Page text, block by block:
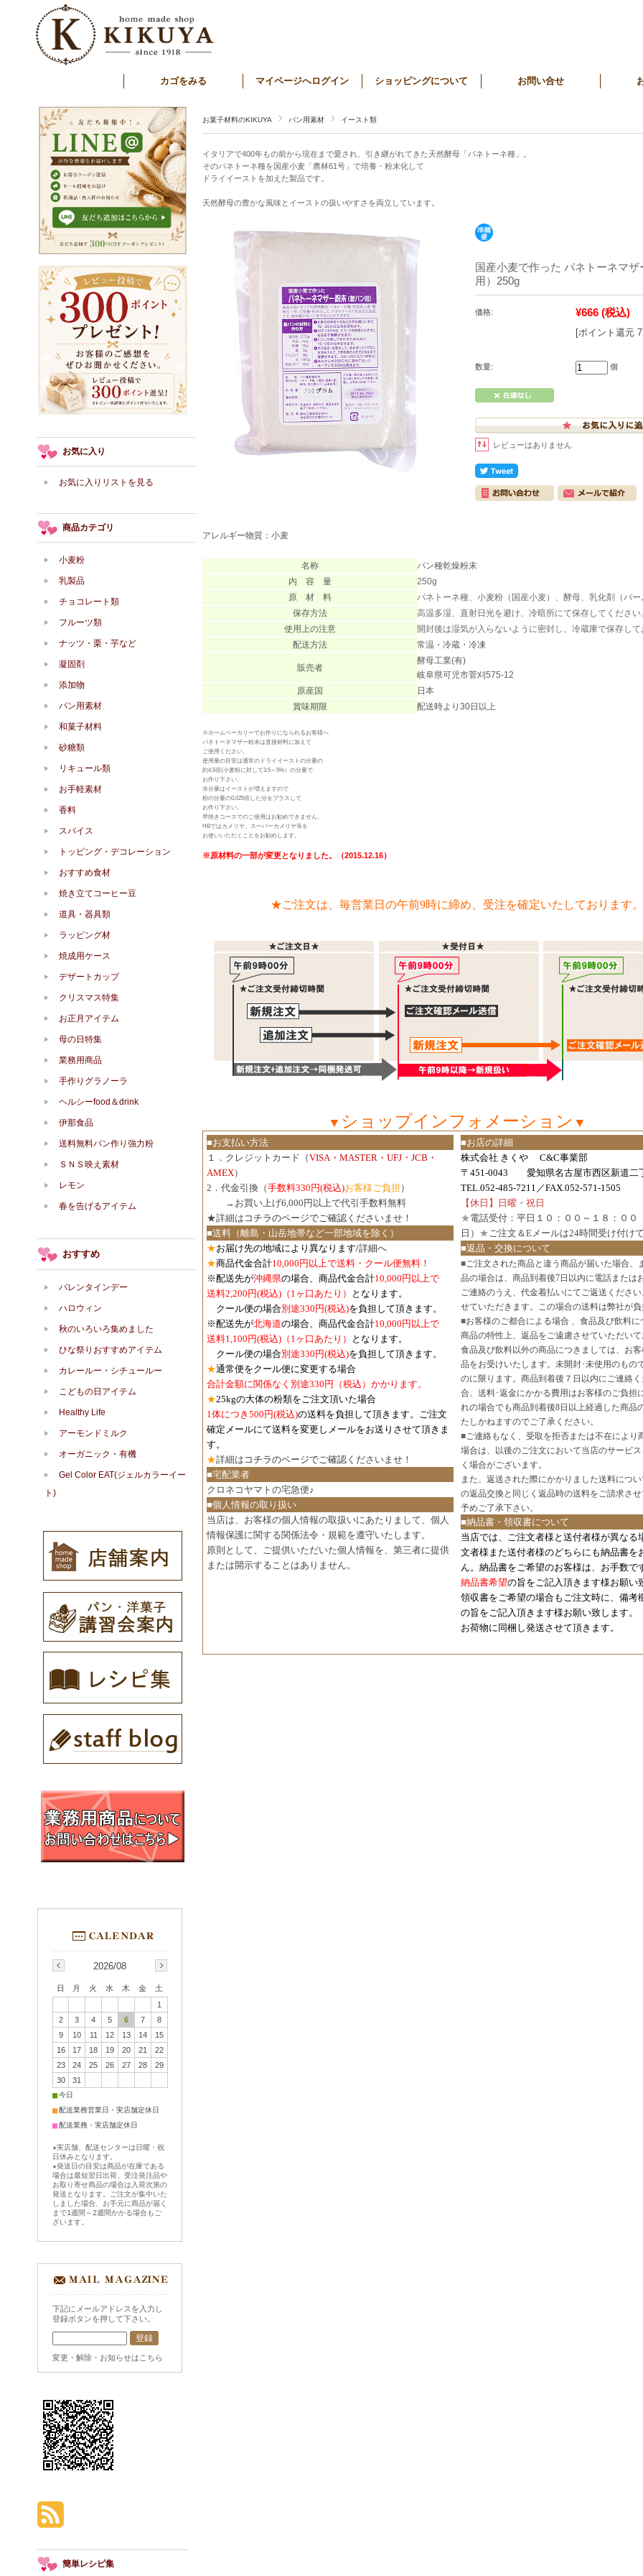
カゴをみる マイページへログイン ショッピングについて お問い合せ
お菓子材料のKIKUYA パン用素材 イースト類
イタリアで400年もの前から現在まで愛され、引き継がれてきた天然酵母「パネトーネ種」。
そのパネトーネ種を国産小麦「農林61号」で培養・粉末化して
ドライイーストを加えた製品です。
天然酵母の豊かな風味とイーストの扱いやすさを両立しています。
国産小麦で作った パネトーネマ
用）250g
価格: ¥666 (税込)
[ポイント還元
数量: 個
レビューはありません
アレルギー物質：小麦
名称
パン種乾燥粉末
内 容 量
250g
原 材 料
パネトーネ種、小麦粉（国産小麦）、酵母、乳化剤（パ
保存方法
高温多湿、直射日光を避け、冷暗所にて保存してください
使用上の注意
開封後は湿気が入らないように密封し、冷蔵庫で保存し
配送方法
常温・冷蔵・冷凍
販売者
酵母工業(有)
岐阜県可児市菅刈575-12
原産国
日本
賞味期限
配送時より30日以上
※ホームベーカリーでお作りになられるお客様へ
パネトーネマザー粉末は直接材料に加えて
ご使用ください。
使用量の目安は通常のドライイーストの分量の
約4.5倍(小麦粉に対して3.5～5%）の分量で
お作り下さい。
水分量はイーストが増えますので
粉の分量の0.025倍した分をプラスして
お作り下さい。
早焼きコースでのご使用はお勧めできません。
HBではカメリヤ、スーパーカメリヤ等を
お使いいただくことをお勧めします。
※原材料の一部が変更となりました。（2015.12.16）
★ご注文は、毎営業日の午前9時に締め、受注を確定いたしております。
▼ ショップインフォメーション ▼
■お支払い方法
１．クレジットカード（VISA・MASTER・UFJ・JCB・
AMEX）
2．代金引換（手数料330円(税込)お客様ご負担 ）
→お買い上げ6,000円以上で代引手数料無料
★詳細は コチラのページでご確認 くださいませ！
■送料（離島・山岳地帯など一部地域を除く）
★お届け先の地域により異なります/詳細へ
★商品代金合計10,000円以上で送料・クール便無料！
※配送先が沖縄県の場合、商品代金合計10,000円以上で
送料2,200円(税込)（1ヶ口あたり）
となります。
クール便の場合別途330円(税込)を負担して頂きます。
※配送先が北海道の場合、商品代金合計10,000円以上で
送料1,100円(税込) （1ヶ口あたり）
となります。
クール便の場合別途330円(税込)を負担して頂きます。
★通常便をクール便に変更する場合
合計金額に関係なく別途330円（税込）かかります。
★25kgの大体の粉類をご注文頂いた場合
1体につき500円(税込)の送料を負担して頂きます。ご注文
確定メールにて送料を変更しメールをお送りさせて頂きま
す。
★詳細は コチラのページでご確認 くださいませ！
■宅配業者
クロネコヤマトの宅急便♪
■個人情報の取り扱い
当店は、お客様の個人情報の取扱いにあたりまして、個人
情報保護に関する関係法令・規範を遵守いたします。
原則として、ご提供いただいた個人情報を、第三者に提供
または開示することはありません。
■お店の詳細
株式会社 きくや C&C事業部
〒451-0043 愛知県名古屋市西区新道二
TEL.052-485-7211／FAX.052-571-1505
【休日】日曜・祝日
★電話受付：平日１０：００～１８：００
日） ★ ご注文＆Eメールは24時間受け付け
■返品・交換について
■ ご注文された商品と違う商品が届いた場合、
品の場合は、商品到着後7日以内に電話または
ご連絡のうえ、代金着払いにてご返送くださ
せていただきます。この場合の送料は弊社が
■お客様のご都合による場合 、食品及び飲料
商品の特性上、返品をご遠慮させていただい
食品及び飲料以外の商品につきましては、お
品をお受けいたします。未開封･未使用のもの
のに限ります。商品到着後７日以内にご連絡
合、送料･返金にかかる費用はお客様のご負担
れの場合でも商品到着後8日以上経過した商品
たしかねますのでご了承ください。
■ ご連絡もなく、受取を拒否または不在により
場合は、以後のご注文において当店のサービ
く場合がございます。
また、返送された際にかかりました送料につ
の返品交換と同じく返品時の送料をご請求さ
予めご了承下さい。
■納品書・領収書について
当店では、ご注文者様と送付者様が異なる
文者様また送付者様のどちらにも納品書を
ん。納品書をご希望のお客様は、お手数で
納品書希望の旨をご記入頂きます様お願い
領収書をご希望の場合もご注文時に、備考
の旨をご記入頂きます様お願い致します。
お荷物に同梱し発送させて頂きます。
お気に入り
お気に入りリストを見る
商品カテゴリ
小麦粉
乳製品
チョコレート類
フルーツ類
ナッツ・栗・芋など
凝固剤
添加物
パン用素材
和菓子材料
砂糖類
リキュール類
お手軽素材
香料
スパイス
トッピング・デコレーション
おすすめ食材
焼き立てコーヒー豆
道具・器具類
ラッピング材
焼成用ケース
デザートカップ
クリスマス特集
お正月アイテム
母の日特集
業務用商品
手作りグラノーラ
ヘルシーfood＆drink
伊那食品
送料無料パン作り強力粉
ＳＮＳ映え素材
レモン
春を告げるアイテム
おすすめ
バレンタインデー
ハロウィン
秋のいろいろ集めました
ひな祭りおすすめアイテム
カレールー・シチュールー
こどもの日アイテム
Healthy Life
アーモンドミルク
オーガニック・有機
Gel Color EAT(ジェルカラーイー
ト)
2026/08
日 月 火 水 木 金
土
1
2
3 4 5 6 7
8
9
10 11 12 13 14
15
16
17 18 19 20 21
22
23
24 25 26 27 28
29
30
31
■今日
■配送業務営業日・実店舗定休日
■配送業務・実店舗定休日
★実店舗、配送センターは日曜・祝
日休みとなります。
★発送日の目安は商品が在庫である
場合は最短翌日出荷、受注発注品や
お取り寄せ商品の場合は入荷次第の
発送となります。ご注文が集中いた
しました場合、お手元に商品が届く
まで1週間～2週間かかる場合もご
ざいます。
下記にメールアドレスを入力し
登録ボタンを押して下さい。
変更・解除・お知らせはこちら
簡単レシピ集